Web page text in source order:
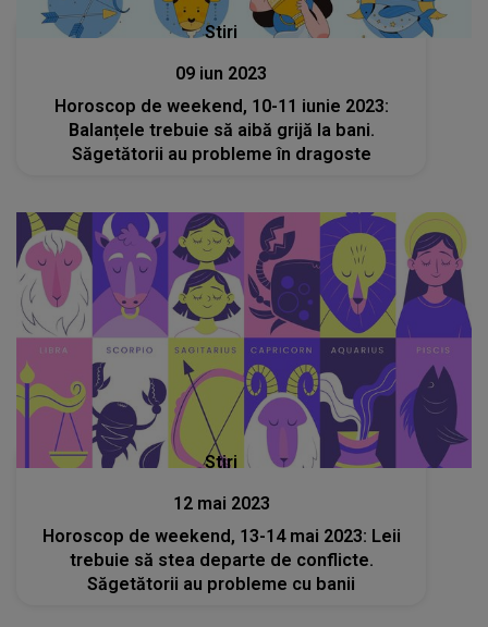
Stiri
09 iun 2023
Horoscop de weekend, 10-11 iunie 2023:
Balanțele trebuie să aibă grijă la bani.
Săgetătorii au probleme în dragoste
Stiri
12 mai 2023
Horoscop de weekend, 13-14 mai 2023: Leii
trebuie să stea departe de conflicte.
Săgetătorii au probleme cu banii